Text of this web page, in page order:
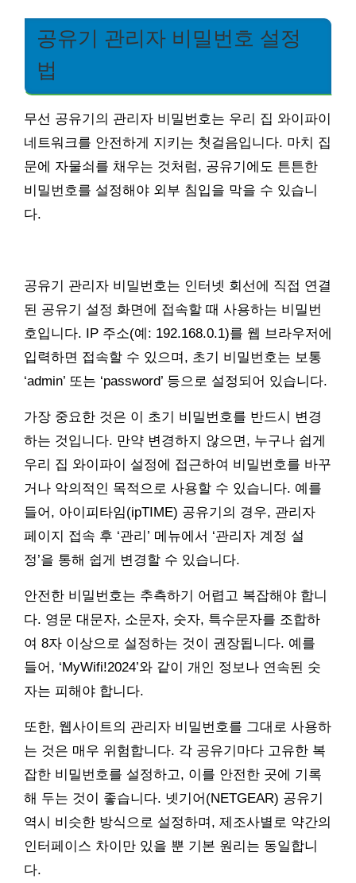
공유기 관리자 비밀번호 설정
법
무선 공유기의 관리자 비밀번호는 우리 집 와이파이
네트워크를 안전하게 지키는 첫걸음입니다. 마치 집
문에 자물쇠를 채우는 것처럼, 공유기에도 튼튼한
비밀번호를 설정해야 외부 침입을 막을 수 있습니
다.
공유기 관리자 비밀번호는 인터넷 회선에 직접 연결
된 공유기 설정 화면에 접속할 때 사용하는 비밀번
호입니다. IP 주소(예: 192.168.0.1)를 웹 브라우저에
입력하면 접속할 수 있으며, 초기 비밀번호는 보통
‘admin’ 또는 ‘password’ 등으로 설정되어 있습니다.
가장 중요한 것은 이 초기 비밀번호를 반드시 변경
하는 것입니다. 만약 변경하지 않으면, 누구나 쉽게
우리 집 와이파이 설정에 접근하여 비밀번호를 바꾸
거나 악의적인 목적으로 사용할 수 있습니다. 예를
들어, 아이피타임(ipTIME) 공유기의 경우, 관리자
페이지 접속 후 ‘관리’ 메뉴에서 ‘관리자 계정 설
정’을 통해 쉽게 변경할 수 있습니다.
안전한 비밀번호는 추측하기 어렵고 복잡해야 합니
다. 영문 대문자, 소문자, 숫자, 특수문자를 조합하
여 8자 이상으로 설정하는 것이 권장됩니다. 예를
들어, ‘MyWifi!2024’와 같이 개인 정보나 연속된 숫
자는 피해야 합니다.
또한, 웹사이트의 관리자 비밀번호를 그대로 사용하
는 것은 매우 위험합니다. 각 공유기마다 고유한 복
잡한 비밀번호를 설정하고, 이를 안전한 곳에 기록
해 두는 것이 좋습니다. 넷기어(NETGEAR) 공유기
역시 비슷한 방식으로 설정하며, 제조사별로 약간의
인터페이스 차이만 있을 뿐 기본 원리는 동일합니
다.